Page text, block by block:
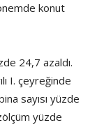
konut
24,7 azaldı.
I. çeyreğinde
sayısı yüzde
yüzde